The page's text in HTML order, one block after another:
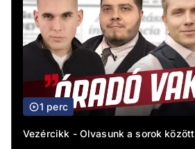
1 perc
Vezércikk - Olvasunk a sorok között